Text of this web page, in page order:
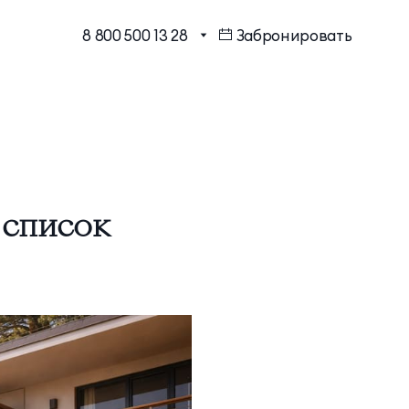
8 800 500 13 28
Забронировать
Коннект Делюкс
Коннект Делюкс Прайм